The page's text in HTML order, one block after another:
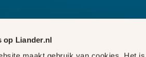
op Liander.nl